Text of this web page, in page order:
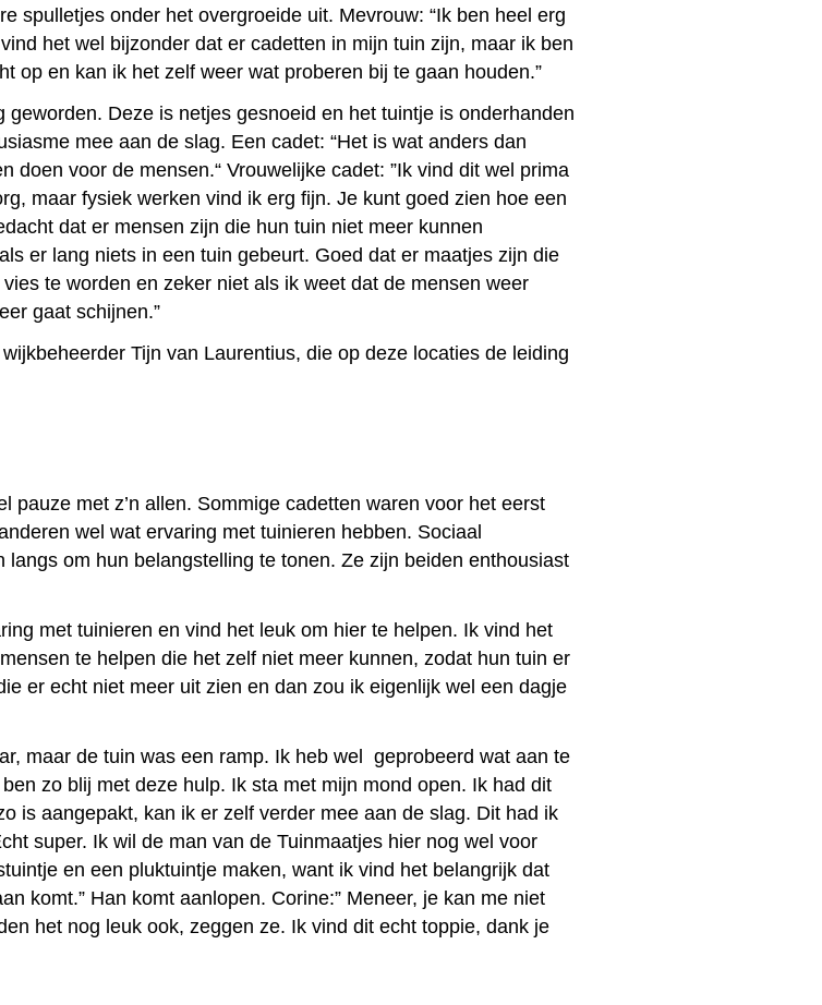
spulletjes onder het overgroeide uit. Mevrouw: “Ik ben heel erg
het wel bijzonder dat er cadetten in mijn tuin zijn, maar ik ben
op en kan ik het zelf weer wat proberen bij te gaan houden.”
Deze is netjes gesnoeid en het tuintje is onderhanden
mee aan de slag. Een cadet: “Het is wat anders dan
doen voor de mensen.“ Vrouwelijke cadet: ”Ik vind dit wel prima
maar fysiek werken vind ik erg fijn. Je kunt goed zien hoe een
dat er mensen zijn die hun tuin niet meer kunnen
er lang niets in een tuin gebeurt. Goed dat er maatjes zijn die
te worden en zeker niet als ik weet dat de mensen weer
gaat schijnen.”
Tijn van Laurentius, die op deze locaties de leiding
pauze met z’n allen. Sommige cadetten waren voor het eerst
wel wat ervaring met tuinieren hebben. Sociaal
om hun belangstelling te tonen. Ze zijn beiden enthousiast
met tuinieren en vind het leuk om hier te helpen. Ik vind het
te helpen die het zelf niet meer kunnen, zodat hun tuin er
er echt niet meer uit zien en dan zou ik eigenlijk wel een dagje
maar de tuin was een ramp. Ik heb wel geprobeerd wat aan te
zo blij met deze hulp. Ik sta met mijn mond open. Ik had dit
is aangepakt, kan ik er zelf verder mee aan de slag. Dit had ik
super. Ik wil de man van de Tuinmaatjes hier nog wel voor
en een pluktuintje maken, want ik vind het belangrijk dat
komt.” Han komt aanlopen. Corine:” Meneer, je kan me niet
het nog leuk ook, zeggen ze. Ik vind dit echt toppie, dank je